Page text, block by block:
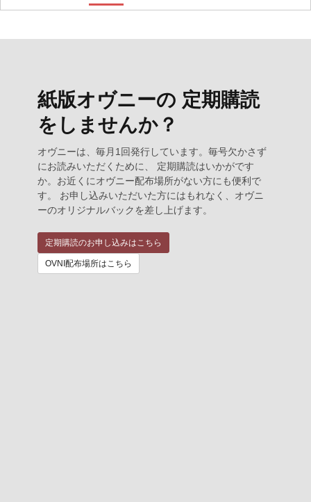
紙版オヴニーの 定期購読
をしませんか？
オヴニーは、毎月1回発行しています。毎号欠かさず
にお読みいただくために、 定期購読はいかがです
か。お近くにオヴニー配布場所がない方にも便利で
す。 お申し込みいただいた方にはもれなく、オヴニ
ーのオリジナルバックを差し上げます。
定期購読のお申し込みはこちら
OVNI配布場所はこちら